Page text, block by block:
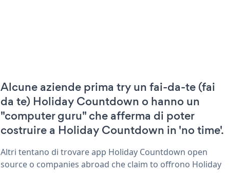
Alcune aziende prima try un fai-da-te (fai
da te) Holiday Countdown o hanno un
"computer guru" che afferma di poter
costruire a Holiday Countdown in 'no time'.
Altri tentano di trovare app Holiday Countdown open
source o companies abroad che claim to offrono Holiday